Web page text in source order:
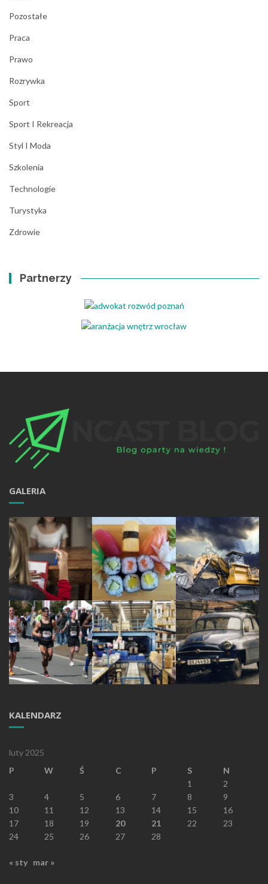
Pozostałe
Praca
Prawo
Rozrywka
Sport
Sport I Rekreacja
Styl I Moda
Szkolenia
Technologie
Turystyka
Zdrowie
Partnerzy
GALERIA
KALENDARZ
luty 2025
P
W Ś C P S
N
1
2
3
4 5 6 7 8
9
10
11 12 13 14 15
16
17
18 19 20 21 22
23
24
25 26 27 28
« sty mar »